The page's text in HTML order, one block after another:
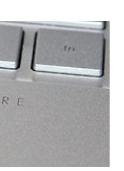
스마트폰과 큰 차별점이 있
품들은 1/6000의 빠른 셔터스
. 버브모드를 지원하기도 하
습니다. 빠른 셔터스피드와
가능 했습니다. 자동모드로